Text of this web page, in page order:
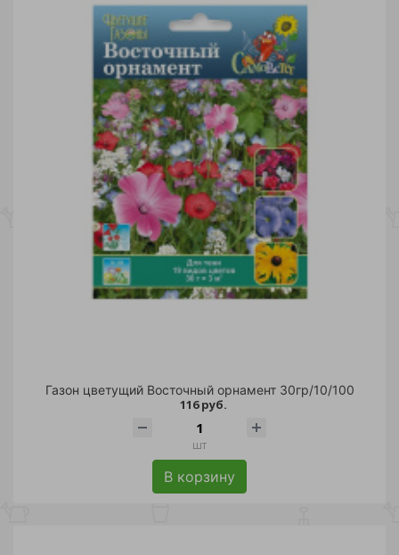
Газон цветущий Восточный орнамент 30гр/10/100
116 руб.
шт
В корзину